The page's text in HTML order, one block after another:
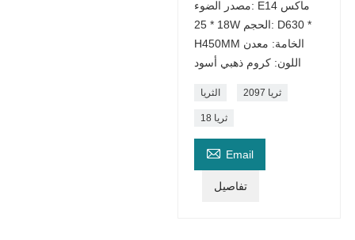
مصدر الضوء: E14 ماكس
18 * 25W الحجم: D630 *
H450MM الخامة: معدن
اللون: كروم ذهبي أسود
الثريا ثريا 2097
18 ثريا
 Email
تفاصيل